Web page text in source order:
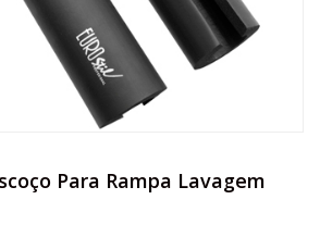
Para Rampa Lavagem